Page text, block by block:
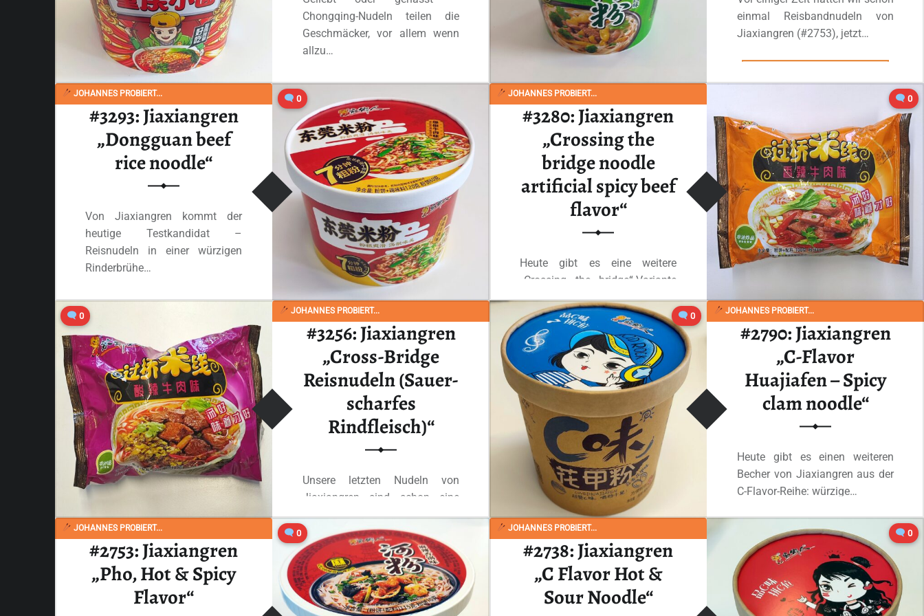
Chongqing-Nudeln teilen die
Geschmäcker, vor allem wenn
allzu…
“#3333: Jiaxiangren „Chongqing Noodles“”
einmal Reisbandnudeln von
Jiaxiangren (#2753), jetzt…
0
JOHANNES PROBIERT...
#3293: Jiaxiangren
„Dongguan beef
rice noodle“
Von Jiaxiangren kommt der
heutige Testkandidat –
Reisnudeln in einer würzigen
Rinderbrühe…
“#3293: Jiaxiangren „Dongguan beef rice noodle“”
0
JOHANNES PROBIERT...
#3280: Jiaxiangren
„Crossing the
bridge noodle
artificial spicy beef
flavor“
Heute gibt es eine weitere
„Crossing the bridge“-Variante
von Jiaxiangren, ebenfalls mit…
Ganzes Review lesen“#3280: Jiaxiangren „Crossing the bridge noodle artificial spicy beef flavor“”
…
0 JOHANNES PROBIERT...
#3256: Jiaxiangren
„Cross-Bridge
Reisnudeln (Sauer-
scharfes
Rindfleisch)“
Unsere letzten Nudeln von
Jiaxiangren sind schon eine
Weile her, heute gibt…
Ganzes Review lesen“#3256: Jiaxiangren „Cross-Bridge Reisnudeln (Sauer-scharfes Rindfleisch)“”
…
0 JOHANNES PROBIERT...
#2790: Jiaxiangren
„C-Flavor
Huajiafen – Spicy
clam noodle“
Heute gibt es einen weiteren
Becher von Jiaxiangren aus der
C-Flavor-Reihe: würzige…
Ganzes Review lesen “#2790: Jiaxiangren „C-Flavor Huajiafen – Spicy clam noodle“”
…
0
JOHANNES PROBIERT...
#2753: Jiaxiangren
„Pho, Hot & Spicy
Flavor“
0
JOHANNES PROBIERT...
#2738: Jiaxiangren
„C Flavor Hot &
Sour Noodle“